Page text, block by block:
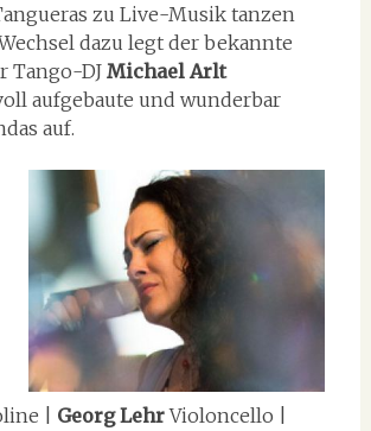
zu Live-Musik tanzen
dazu legt der bekannte
Tango-DJMichael Arlt
aufgebaute und wunderbar
auf.
| Georg LehrVioloncello |